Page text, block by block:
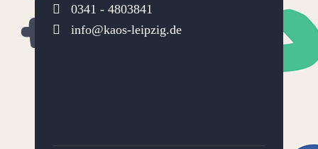
0341 - 4803841
info@kaos-leipzig.de